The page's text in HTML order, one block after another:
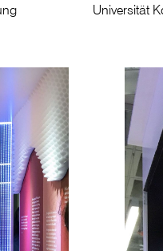
Universität